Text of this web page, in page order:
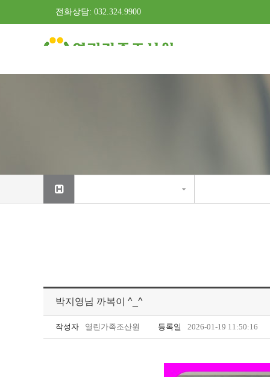
전화상담: 032.324.9900
박지영님 까복이 ^_^
작성자 열린가족조산원 등록일 2026-01-19 11:50:16